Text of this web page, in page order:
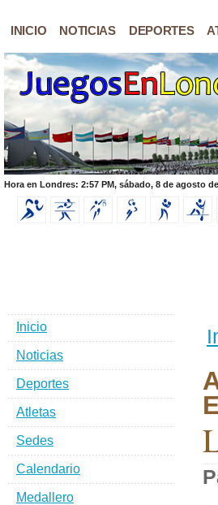
INICIO NOTICIAS DEPORTES
Hora en Londres: 2:57 PM, sábado, 8 de agosto
Inicio
Noticias
Deportes
Atletas
Sedes
Calendario
Medallero